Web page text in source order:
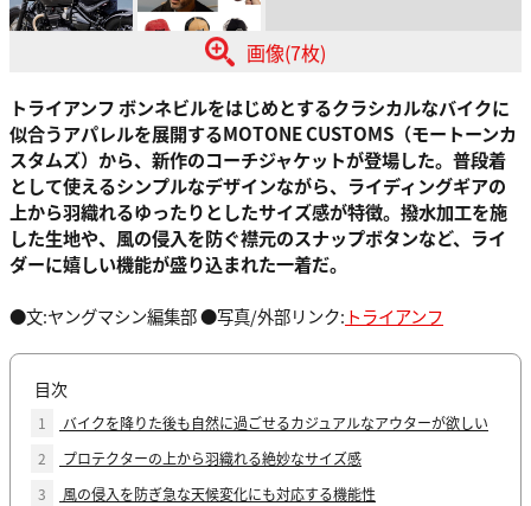
画像(7枚)
トライアンフ ボンネビルをはじめとするクラシカルなバイクに
似合うアパレルを展開するMOTONE CUSTOMS（モートーンカ
スタムズ）から、新作のコーチジャケットが登場した。普段着
として使えるシンプルなデザインながら、ライディングギアの
上から羽織れるゆったりとしたサイズ感が特徴。撥水加工を施
した生地や、風の侵入を防ぐ襟元のスナップボタンなど、ライ
ダーに嬉しい機能が盛り込まれた一着だ。
●文:ヤングマシン編集部 ●写真/外部リンク: トライアンフ
目次
1
バイクを降りた後も自然に過ごせるカジュアルなアウターが欲しい
2
プロテクターの上から羽織れる絶妙なサイズ感
3
風の侵入を防ぎ急な天候変化にも対応する機能性